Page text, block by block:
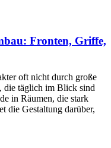
Fronten, Griffe,
oft nicht durch große
die täglich im Blick sind
in Räumen, die stark
die Gestaltung darüber,